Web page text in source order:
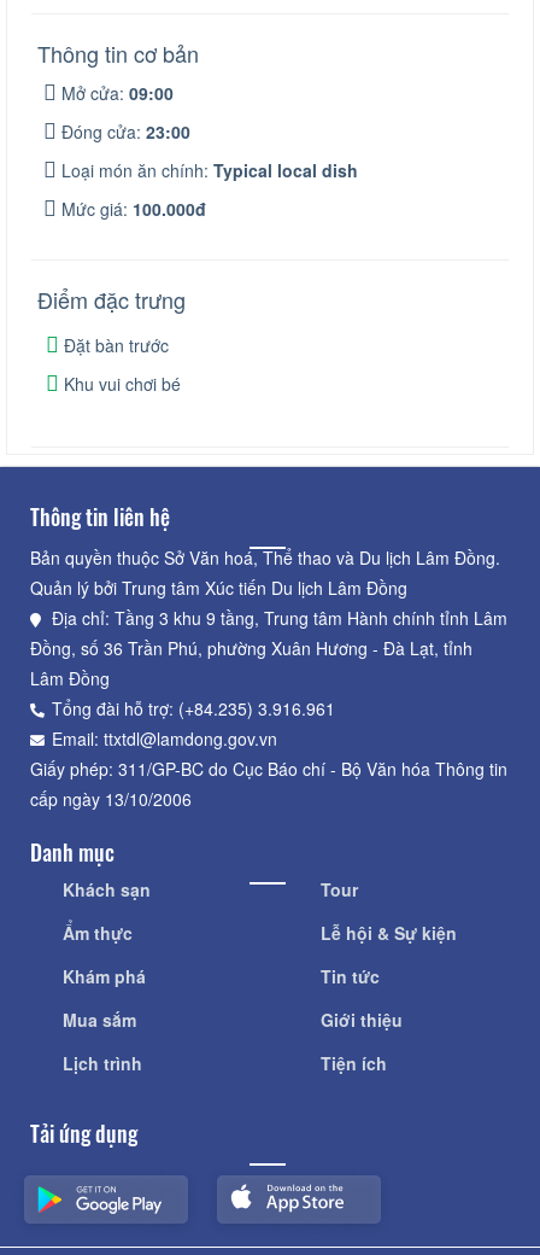
Thông tin cơ bản
Mở cửa: 09:00
Đóng cửa: 23:00
Loại món ăn chính: Typical local dish
Mức giá: 100.000đ
Điểm đặc trưng
Đặt bàn trước
Khu vui chơi bé
Thông tin liên hệ
Bản quyền thuộc Sở Văn hoá, Thể thao và Du lịch Lâm Đồng.
Quản lý bởi Trung tâm Xúc tiến Du lịch Lâm Đồng
Địa chỉ: Tầng 3 khu 9 tầng, Trung tâm Hành chính tỉnh Lâm
Đồng, số 36 Trần Phú, phường Xuân Hương - Đà Lạt, tỉnh
Lâm Đồng
Tổng đài hỗ trợ: (+84.235) 3.916.961
Email: ttxtdl@lamdong.gov.vn
Giấy phép: 311/GP-BC do Cục Báo chí - Bộ Văn hóa Thông tin
cấp ngày 13/10/2006
Danh mục
Khách sạn
Ẩm thực
Khám phá
Mua sắm
Lịch trình
Tour
Lễ hội & Sự kiện
Tin tức
Giới thiệu
Tiện ích
Tải ứng dụng